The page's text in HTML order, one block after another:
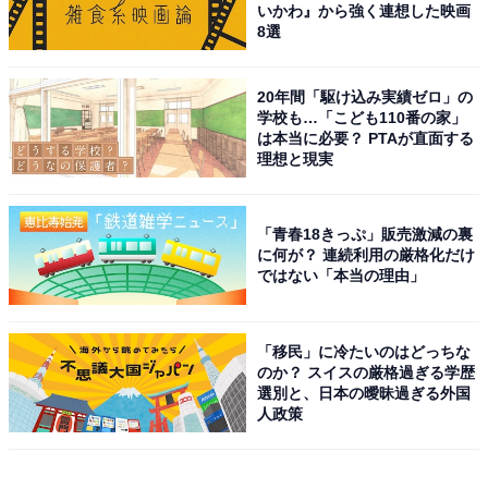
いかわ』から強く連想した映画
8選
20年間「駆け込み実績ゼロ」の
学校も…「こども110番の家」
は本当に必要？ PTAが直面する
理想と現実
「青春18きっぷ」販売激減の裏
に何が？ 連続利用の厳格化だけ
ではない「本当の理由」
「移民」に冷たいのはどっちな
のか？ スイスの厳格過ぎる学歴
選別と、日本の曖昧過ぎる外国
人政策